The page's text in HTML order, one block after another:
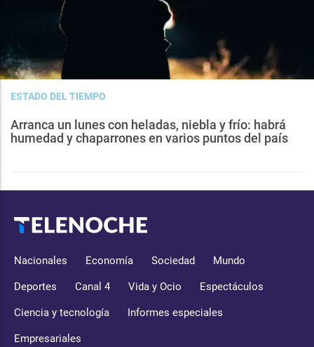
ESTADO DEL TIEMPO
Arranca un lunes con heladas, niebla y frío: habrá
humedad y chaparrones en varios puntos del país
Nacionales Economía Sociedad Mundo
Deportes Canal 4 Vida y Ocio Espectáculos
Ciencia y tecnología Informes especiales
Empresariales